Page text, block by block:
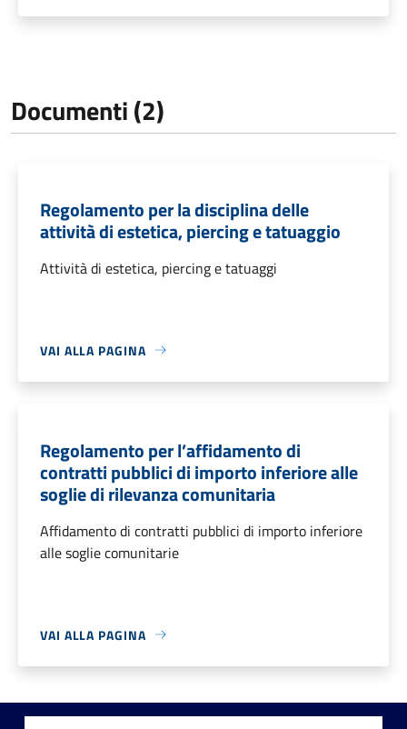
Documenti (2)
Regolamento per la disciplina delle
attività di estetica, piercing e tatuaggio
Attività di estetica, piercing e tatuaggi
VAI ALLA PAGINA
Regolamento per l’affidamento di
contratti pubblici di importo inferiore alle
soglie di rilevanza comunitaria
Affidamento di contratti pubblici di importo inferiore
alle soglie comunitarie
VAI ALLA PAGINA